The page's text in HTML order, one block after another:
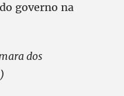
governo na
dos